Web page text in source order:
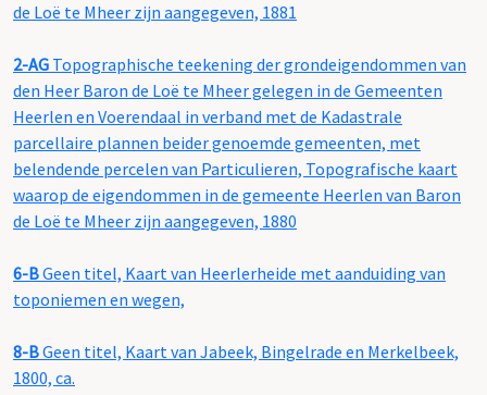
de Loë te Mheer zijn aangegeven, 1881
2-AG Topographische teekening der grondeigendommen van
den Heer Baron de Loë te Mheer gelegen in de Gemeenten
Heerlen en Voerendaal in verband met de Kadastrale
parcellaire plannen beider genoemde gemeenten, met
belendende percelen van Particulieren, Topografische kaart
waarop de eigendommen in de gemeente Heerlen van Baron
de Loë te Mheer zijn aangegeven, 1880
6-BGeen titel, Kaart van Heerlerheide met aanduiding van
toponiemen en wegen,
8-BGeen titel, Kaart van Jabeek, Bingelrade en Merkelbeek,
1800, ca.